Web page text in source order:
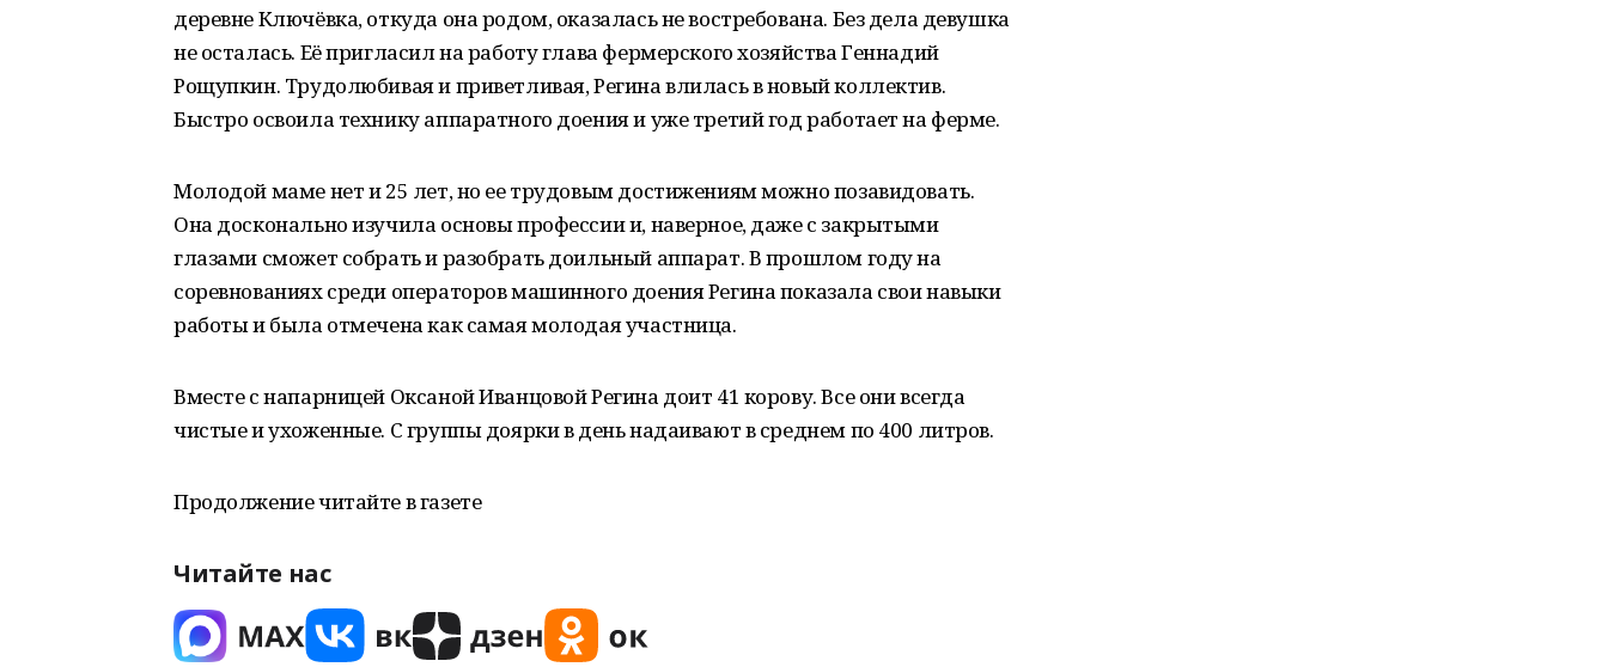
деревне Ключёвка, откуда она родом, оказалась не востребована. Без дела девушка
не осталась. Её пригласил на работу глава фермерского хозяйства Геннадий
Рощупкин. Трудолюбивая и приветливая, Регина влилась в новый коллектив.
Быстро освоила технику аппаратного доения и уже третий год работает на ферме.
Молодой маме нет и 25 лет, но ее трудовым достижениям можно позавидовать.
Она досконально изучила основы профессии и, наверное, даже с закрытыми
глазами сможет собрать и разобрать доильный аппарат. В прошлом году на
соревнованиях среди операторов машинного доения Регина показала свои навыки
работы и была отмечена как самая молодая участница.
Вместе с напарницей Оксаной Иванцовой Регина доит 41 корову. Все они всегда
чистые и ухоженные. С группы доярки в день надаивают в среднем по 400 литров.
Продолжение читайте в газете
Читайте нас